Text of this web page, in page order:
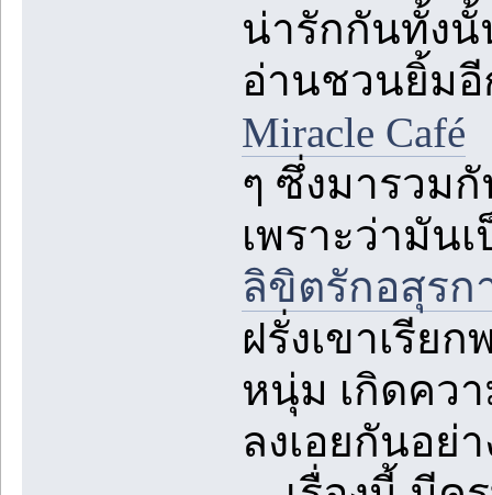
น่ารักกันทั้งนั้
อ่านชวนยิ้มอี
Miracle Café
ๆ ซึ่งมารวม
เพราะว่ามัน
ลิขิตรักอสุรก
ฝรั่งเขาเรีย
หนุ่ม เกิดคว
ลงเอยกันอย่